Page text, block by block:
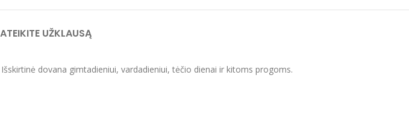
UŽKLAUSĄ
dovana gimtadieniui, vardadieniui, tėčio dienai ir kitoms progoms.